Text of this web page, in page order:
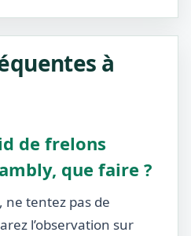
à
de frelons
que faire ?
ne tentez pas de
l’observation sur